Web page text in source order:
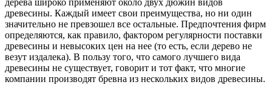
древесины. Каждый имеет свои преимущества, но ни один
значительно не превзошел все остальные. Предпочтения фирм
определяются, как правило, фактором регулярности поставки
древесины и невысоких цен на нее (то есть, если дерево не
везут издалека). В пользу того, что самого лучшего вида
древесины не существует, говорит и тот факт, что многие
компании производят бревна из нескольких видов древесины.